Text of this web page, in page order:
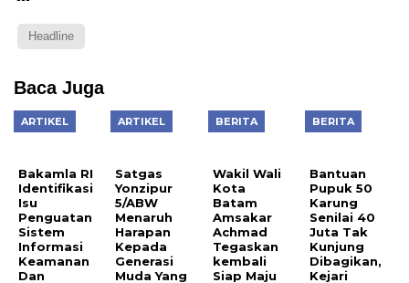
Headline
Baca Juga
ARTIKEL
Bakamla RI
Identifikasi
Isu
Penguatan
Sistem
Informasi
Keamanan
Dan
ARTIKEL
Satgas
Yonzipur
5/ABW
Menaruh
Harapan
Kepada
Generasi
Muda Yang
BERITA
Wakil Wali
Kota
Batam
Amsakar
Achmad
Tegaskan
kembali
Siap Maju
BERITA
Bantuan
Pupuk 50
Karung
Senilai 40
Juta Tak
Kunjung
Dibagikan,
Kejari